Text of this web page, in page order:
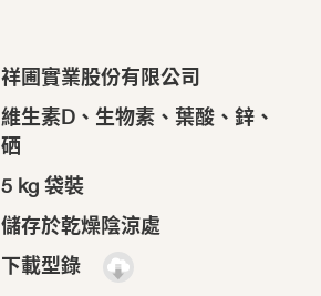
祥圃實業股份有限公司
維生素D、生物素、葉酸、鋅、
硒
5 kg 袋裝
儲存於乾燥陰涼處
下載型錄